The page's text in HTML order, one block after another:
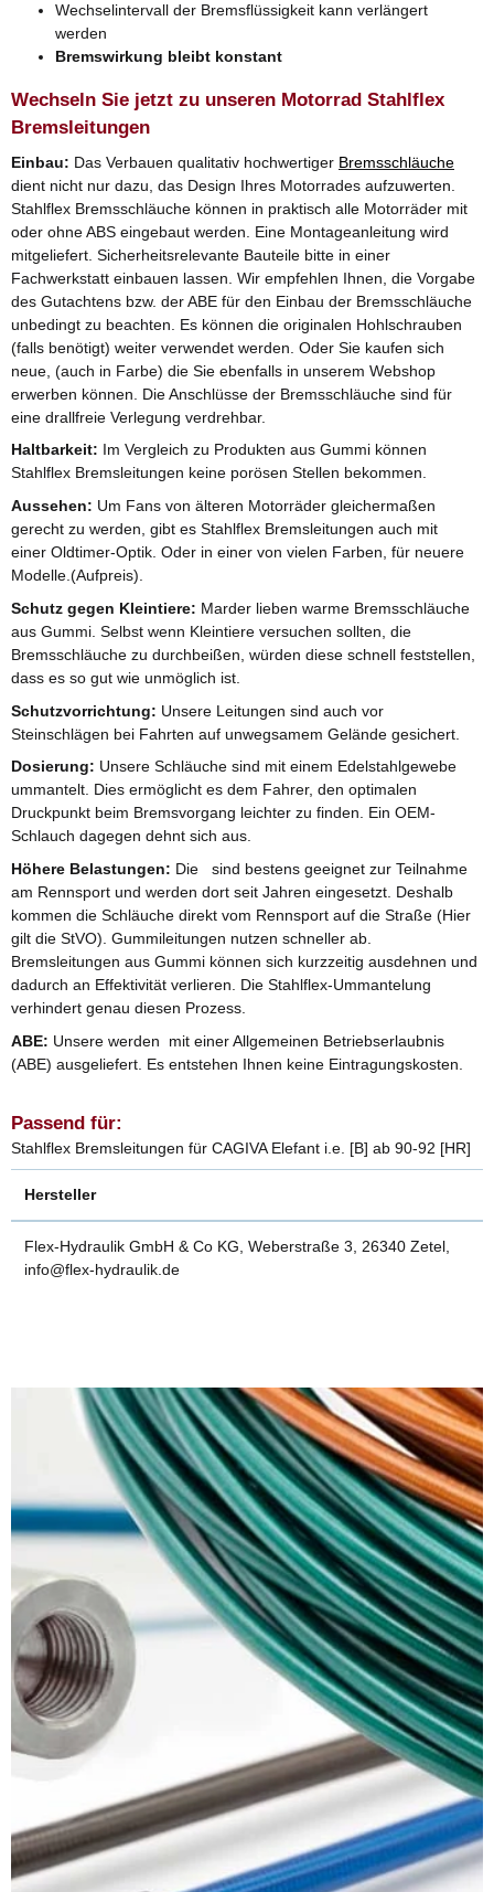
Wechselintervall der Bremsflüssigkeit kann verlängert
werden
Bremswirkung bleibt konstant
Wechseln Sie jetzt zu unseren Motorrad Stahlflex
Bremsleitungen
Einbau: Das Verbauen qualitativ hochwertiger Bremsschläuche
dient nicht nur dazu, das Design Ihres Motorrades aufzuwerten.
Stahlflex Bremsschläuche können in praktisch alle Motorräder mit
oder ohne ABS eingebaut werden. Eine Montageanleitung wird
mitgeliefert. Sicherheitsrelevante Bauteile bitte in einer
Fachwerkstatt einbauen lassen. Wir empfehlen Ihnen, die Vorgabe
des Gutachtens bzw. der ABE für den Einbau der Bremsschläuche
unbedingt zu beachten. Es können die originalen Hohlschrauben
(falls benötigt) weiter verwendet werden. Oder Sie kaufen sich
neue, (auch in Farbe) die Sie ebenfalls in unserem Webshop
erwerben können. Die Anschlüsse der Bremsschläuche sind für
eine drallfreie Verlegung verdrehbar.
Haltbarkeit: Im Vergleich zu Produkten aus Gummi können
Stahlflex Bremsleitungen keine porösen Stellen bekommen.
Aussehen: Um Fans von älteren Motorräder gleichermaßen
gerecht zu werden, gibt es Stahlflex Bremsleitungen auch mit
einer Oldtimer-Optik. Oder in einer von vielen Farben, für neuere
Modelle.(Aufpreis).
Schutz gegen Kleintiere: Marder lieben warme Bremsschläuche
aus Gummi. Selbst wenn Kleintiere versuchen sollten, die
Bremsschläuche zu durchbeißen, würden diese schnell feststellen,
dass es so gut wie unmöglich ist.
Schutzvorrichtung: Unsere Leitungen sind auch vor
Steinschlägen bei Fahrten auf unwegsamem Gelände gesichert.
Dosierung: Unsere Schläuche sind mit einem Edelstahlgewebe
ummantelt. Dies ermöglicht es dem Fahrer, den optimalen
Druckpunkt beim Bremsvorgang leichter zu finden. Ein OEM-
Schlauch dagegen dehnt sich aus.
Höhere Belastungen: Die sind bestens geeignet zur Teilnahme
am Rennsport und werden dort seit Jahren eingesetzt. Deshalb
kommen die Schläuche direkt vom Rennsport auf die Straße (Hier
gilt die StVO). Gummileitungen nutzen schneller ab.
Bremsleitungen aus Gummi können sich kurzzeitig ausdehnen und
dadurch an Effektivität verlieren. Die Stahlflex-Ummantelung
verhindert genau diesen Prozess.
ABE: Unsere werden mit einer Allgemeinen Betriebserlaubnis
(ABE) ausgeliefert. Es entstehen Ihnen keine Eintragungskosten.
Passend für:
Stahlflex Bremsleitungen für CAGIVA Elefant i.e. [B] ab 90-92 [HR]
Hersteller
Flex-Hydraulik GmbH & Co KG, Weberstraße 3, 26340 Zetel,
info@flex-hydraulik.de